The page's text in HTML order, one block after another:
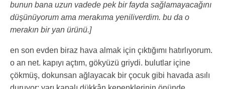
bunun bana uzun vadede pek bir fayda sağlamayacağını
düşünüyorum ama merakıma yeniliverdim. bu da o
merakın bir yan ürünü.]
en son evden biraz hava almak için çıktığımı hatırlıyorum.
o an net. kapıyı açtım, gökyüzü griydi. bulutlar içine
çökmüş, dokunsan ağlayacak bir çocuk gibi havada asılı